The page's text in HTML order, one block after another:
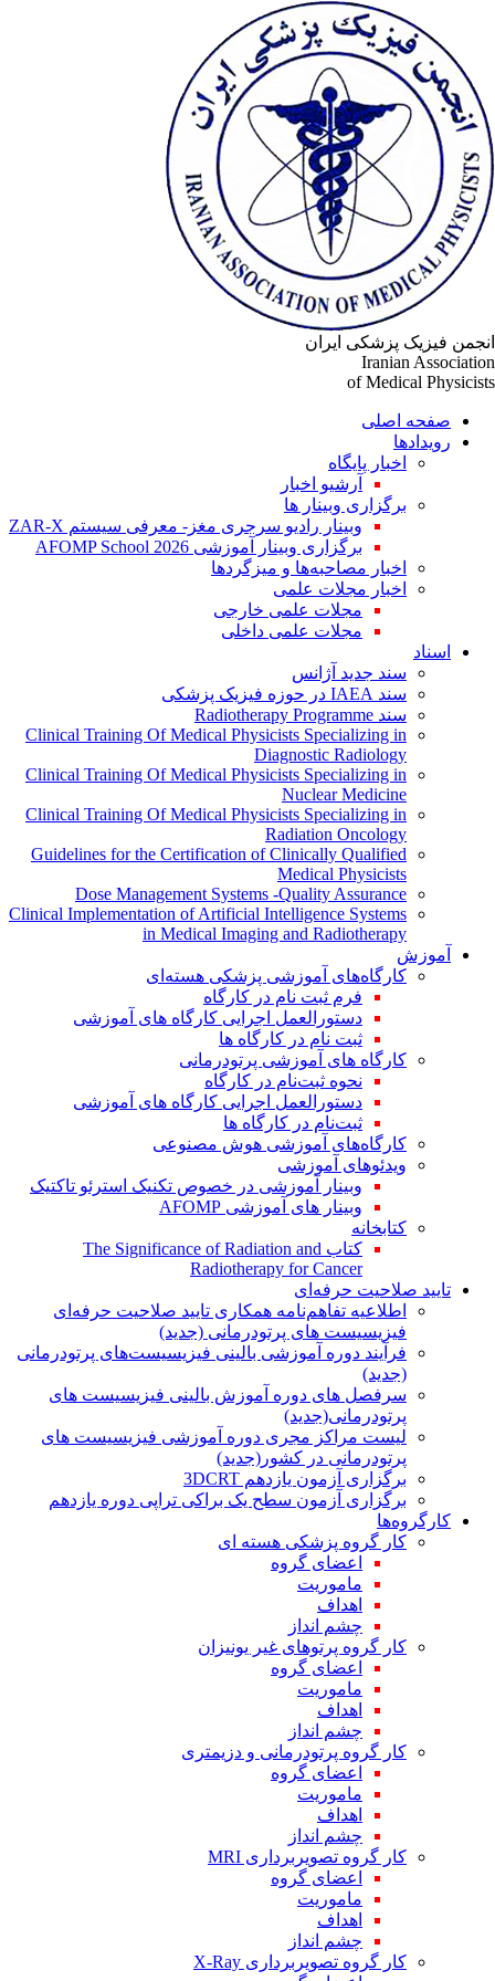
فیزیک پزشکی ایران
Iranian
of Medical
صفحه اصلی
رویدادها
اخبار پایگاه
آرشیو اخبار
برگزاری وبینار ها
وبینار رادیو سرجری مغز- معرفی سیستم ZAR-X
برگزاری وبینار آموزشی AFOMP School 2026
اخبار مصاحبه‌ها و میزگردها
اخبار مجلات علمی
مجلات علمی خارجی
مجلات علمی داخلی
اسناد
سند جدید آژانس
سند IAEA در حوزه فیزیک پزشکی
سند Radiotherapy Programme
Clinical Training Of Medical Physicists Specializing in
Diagnostic Radiology
Clinical Training Of Medical Physicists Specializing in
Nuclear Medicine
Clinical Training Of Medical Physicists Specializing in
Radiation Oncology
Guidelines for the Certification of Clinically Qualified
Medical Physicists
Dose Management Systems -Quality Assurance
Clinical Implementation of Artificial Intelligence Systems
in Medical Imaging and Radiotherapy
آموزش
کارگاه‌های آموزشی پزشکی هسته‌ای
فرم ثبت نام در کارگاه
دستورالعمل اجرایی کارگاه های آموزشی
ثبت نام در کارگاه ها
کارگاه های آموزشی پرتودرمانی
نحوه ثبت‌نام در کارگاه
دستورالعمل اجرایی کارگاه های آموزشی
ثبت‌نام در کارگاه ها
کارگاه‌های آموزشی هوش مصنوعی
ویدئوهای آموزشی
وبینار آموزشی در خصوص تکنیک استرئو تاکتیک
وبینار های آموزشی AFOMP
کتابخانه
کتاب The Significance of Radiation and
Radiotherapy for Cancer
تایید صلاحیت حرفه‌ای
اطلاعیه تفاهم‌نامه همکاری تایید صلاحیت حرفه‌ای
فیزیسیست های پرتودرمانی (جدید)
فرآیند دوره آموزشی بالینی فیزیسیست‌های پرتودرمانی
(جدید)
سرفصل های دوره آموزش بالینی فیزیسیست های
پرتودرمانی(جدید)
لیست مراکز مجری دوره آموزشی فیزیسیست های
پرتودرمانی در کشور(جدید)
برگزاری آزمون یازدهم 3DCRT
برگزاری آزمون سطح یک براکی تراپی دوره یازدهم
کارگروه‌ها
کار گروه پزشکی هسته ای
اعضای گروه
ماموریت
اهداف
چشم انداز
کار گروه پرتوهای غیر یونیزان
اعضای گروه
ماموریت
اهداف
چشم انداز
کار گروه پرتودرمانی و دزیمتری
اعضای گروه
ماموریت
اهداف
چشم انداز
کار گروه تصویربرداری MRI
اعضای گروه
ماموریت
اهداف
چشم انداز
کار گروه تصویربرداری X-Ray